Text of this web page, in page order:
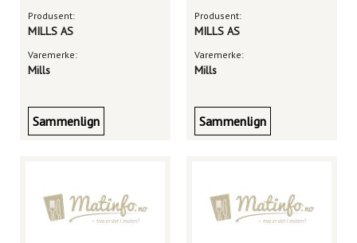
Produsent:
MILLS AS
Varemerke:
Mills
Sammenlign
Produsent:
MILLS AS
Varemerke:
Mills
Sammenlign